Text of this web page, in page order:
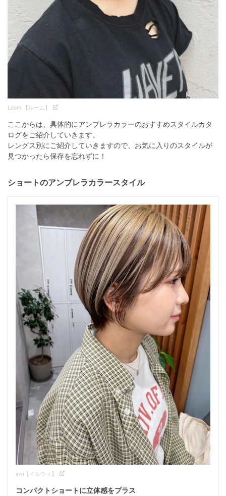
Loom.【ルーム】
ここからは、具体的にアンブレラカラーのおすすめスタイルカタ
ログをご紹介していきます。
レングス別にご紹介していきますので、お気に入りのスタイルが
見つかったら保存を忘れずに！
ショートのアンブレラカラースタイル
irwi【イルウィ】
コンパクトショートに立体感をプラス